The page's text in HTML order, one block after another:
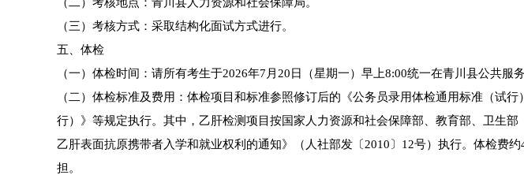
（三）考核方式：采取结构化面试方式进行。
五、体检
（一）体检时间：请所有考生于2026年7月20日（星期一）早上8:00统一在青川县公共服
（二）体检标准及费用：体检项目和标准参照修订后的《公务员录用体检通用标准（试
行）》等规定执行。其中，乙肝检测项目按国家人力资源和社会保障部、教育部、卫生
乙肝表面抗原携带者入学和就业权利的通知》（人社部发〔2010〕12号）执行。体检费
担。